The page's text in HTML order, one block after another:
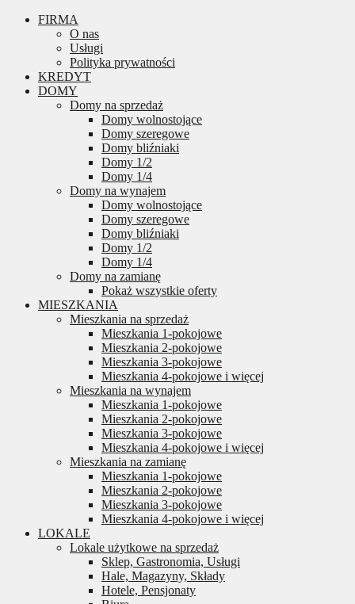
FIRMA
O nas
Usługi
Polityka prywatności
KREDYT
DOMY
Domy na sprzedaż
Domy wolnostojące
Domy szeregowe
Domy bliźniaki
Domy 1/2
Domy 1/4
Domy na wynajem
Domy wolnostojące
Domy szeregowe
Domy bliźniaki
Domy 1/2
Domy 1/4
Domy na zamianę
Pokaż wszystkie oferty
MIESZKANIA
Mieszkania na sprzedaż
Mieszkania 1-pokojowe
Mieszkania 2-pokojowe
Mieszkania 3-pokojowe
Mieszkania 4-pokojowe i więcej
Mieszkania na wynajem
Mieszkania 1-pokojowe
Mieszkania 2-pokojowe
Mieszkania 3-pokojowe
Mieszkania 4-pokojowe i więcej
Mieszkania na zamianę
Mieszkania 1-pokojowe
Mieszkania 2-pokojowe
Mieszkania 3-pokojowe
Mieszkania 4-pokojowe i więcej
LOKALE
Lokale użytkowe na sprzedaż
Sklep, Gastronomia, Usługi
Hale, Magazyny, Składy
Hotele, Pensjonaty